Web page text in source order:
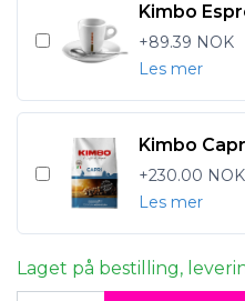
Kimbo
+89.39 NOK
Les mer
Kimbo
+230.00 NOK
Les mer
Laget på bestilling,